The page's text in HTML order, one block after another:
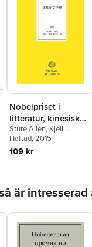
Nobelpriset i
litteratur, kinesisk
utgåva
Sture Allén, Kjell
Espmark
Häftad, 2015
109 kr
är intresserad